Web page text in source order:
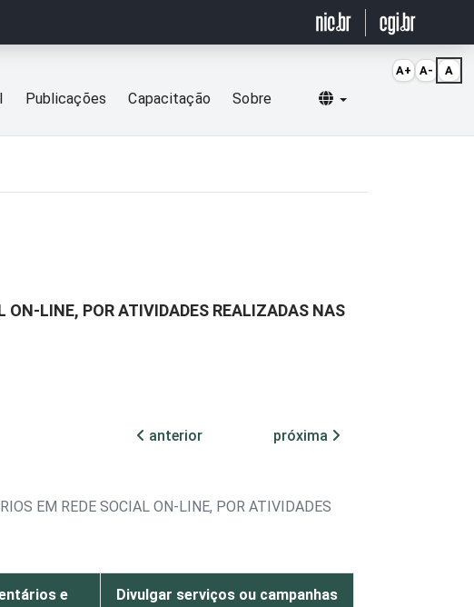
Publicações Capacitação Sobre Selecionar idioma
ON-LINE, POR ATIVIDADES REALIZADAS NAS
anterior
próxima
EM REDE SOCIAL ON-LINE, POR ATIVIDADES
e
Divulgar serviços ou campanhas
A+ A- A